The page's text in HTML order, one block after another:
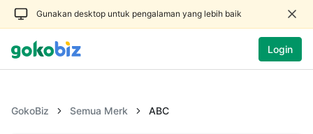
Gunakan desktop untuk pengalaman yang lebih baik
Login
GokoBiz Semua Merk ABC